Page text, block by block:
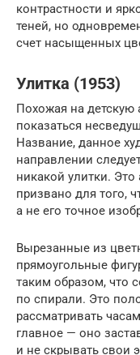
контрастности и
теней, но
счет насыщенных
Улитка (1953)
Похожая на детскую
показаться
Название, данное
направлении
никакой улитки. Это
призвано для того,
а не его точное
Вырезанные из
прямоугольные
таким образом, что
по спирали. Это
рассматривать
главное — оно
и не скрывать свои